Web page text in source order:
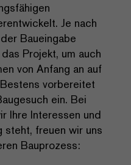
Je nach
Baueingabe
Projekt, um auch
von Anfang an auf
vorbereitet
ein. Bei
Ihre Interessen und
steht, freuen wir uns
Bauprozess: